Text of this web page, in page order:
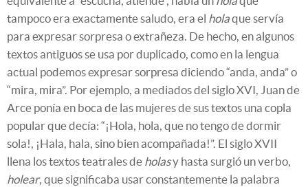
tampoco era exactamente saludo, era el holaque servía
para expresar sorpresa o extrañeza. De hecho, en algunos
textos antiguos se usa por duplicado, como en la lengua
actual podemos expresar sorpresa diciendo “anda, anda” o
“mira, mira”. Por ejemplo, a mediados del siglo XVI, Juan de
Arce ponía en boca de las mujeres de sus textos una copla
popular que decía: “¡Hola, hola, que no tengo de dormir
sola!, ¡Hala, hala, sino bien acompañada!”. El siglo XVII
llena los textos teatrales de holasy hasta surgió un verbo,
holear, que significaba usar constantemente la palabra